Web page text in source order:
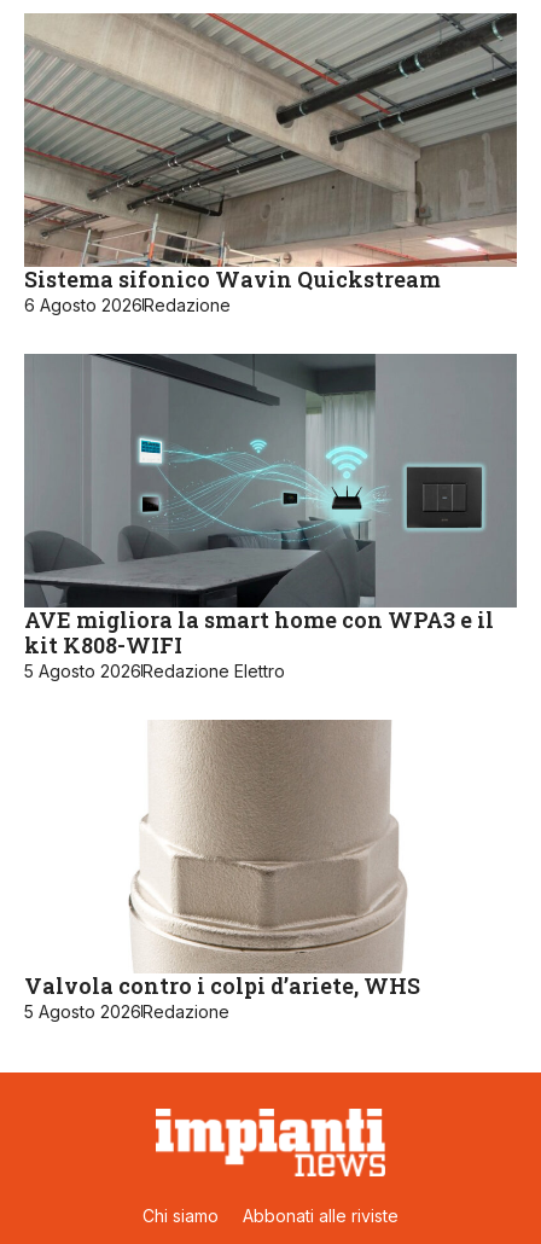
Sistema sifonico Wavin Quickstream
6 Agosto 2026Redazione
AVE migliora la smart home con WPA3 e il
kit K808-WIFI
5 Agosto 2026Redazione Elettro
Valvola contro i colpi d’ariete, WHS
5 Agosto 2026Redazione
Chi siamo Abbonati alle riviste